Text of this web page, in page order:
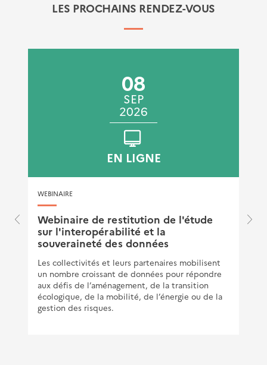
24/09/2021
retour d'expériences sur des projets d'aménagement pour
LES PROCHAINS RENDEZ-VOUS
08
SEP
2026
EN LIGNE
WEBINAIRE
Webinaire de restitution de l'étude
sur l'interopérabilité et la
souveraineté des données
Les collectivités et leurs partenaires mobilisent
un nombre croissant de données pour répondre
aux défis de l’aménagement, de la transition
écologique, de la mobilité, de l’énergie ou de la
gestion des risques.